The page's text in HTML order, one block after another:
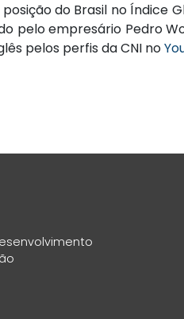
do Brasil no Índice
pelo empresário Pedro
pelos perfis da CNI no